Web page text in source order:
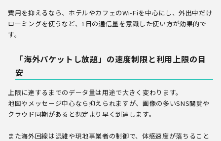
費用を抑えるなら、ホテルやカフェのWi-Fiを中心にし、外出中だけ
ローミングを使うなど、1日の通信量を意識した使い方が効果的で
す。
「海外パケットし放題」の速度制限と利用上限の目
安
上限に達するまでのデータ量は用途で大きく変わります。
地図やメッセージ中心なら抑えられますが、画像の多いSNS閲覧や
クラウド同期があると想定より早く到達します。
また海外回線は混雑や現地事業者の制御で、体感速度が落ちること